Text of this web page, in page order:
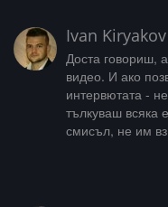
Ivan Kiryakov
Доста говориш,
видео. И ако
интервютата -
тълкуваш всяка
смисъл, не им